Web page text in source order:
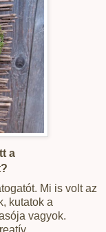
a
Mi is volt az
kutatok a
vagyok.